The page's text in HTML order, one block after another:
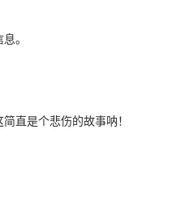
。
直是个悲伤的故事呐！